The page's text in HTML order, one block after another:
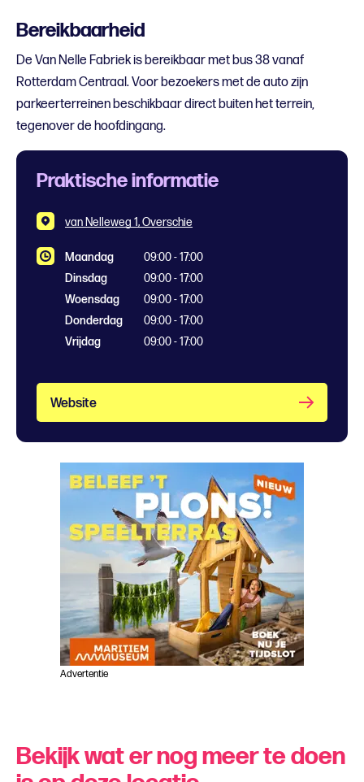
Bereikbaarheid
De Van Nelle Fabriek is bereikbaar met bus 38 vanaf
Rotterdam Centraal. Voor bezoekers met de auto zijn
parkeerterreinen beschikbaar direct buiten het terrein,
tegenover de hoofdingang.
Praktische informatie
van Nelleweg 1, Overschie
Maandag
09:00 - 17:00
Dinsdag
09:00 - 17:00
Woensdag
09:00 - 17:00
Donderdag
09:00 - 17:00
Vrijdag
09:00 - 17:00
Website
Advertentie
Bekijk wat er nog meer te doen